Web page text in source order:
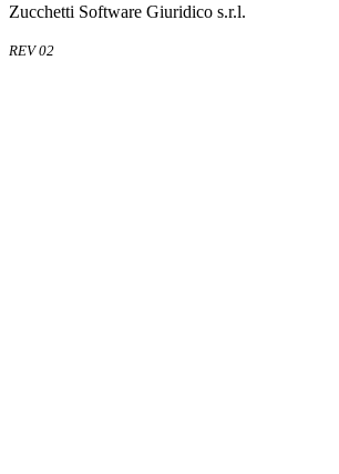
Zucchetti Software Giuridico s.r.l.
REV 02